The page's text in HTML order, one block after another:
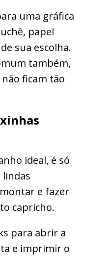
uma gráfica
papel
sua escolha.
também,
ficam tão
ideal, é só
e fazer
capricho.
para abrir a
e imprimir o